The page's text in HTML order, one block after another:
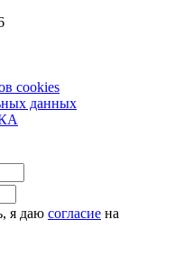
cookies
данных
я даю согласие на